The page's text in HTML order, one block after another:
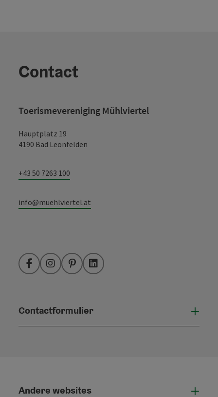
Contact
Toerismevereniging Mühlviertel
Hauptplatz 19
4190 Bad Leonfelden
+43 50 7263 100
info@muehlviertel.at
FacebookInstagramPinterestLinkedIn
Contactformulier
Andere websites